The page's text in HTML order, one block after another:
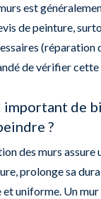
est
de peinture,
(réparation
de vérifier
de
?
des murs assure
prolonge sa
et uniforme. Un